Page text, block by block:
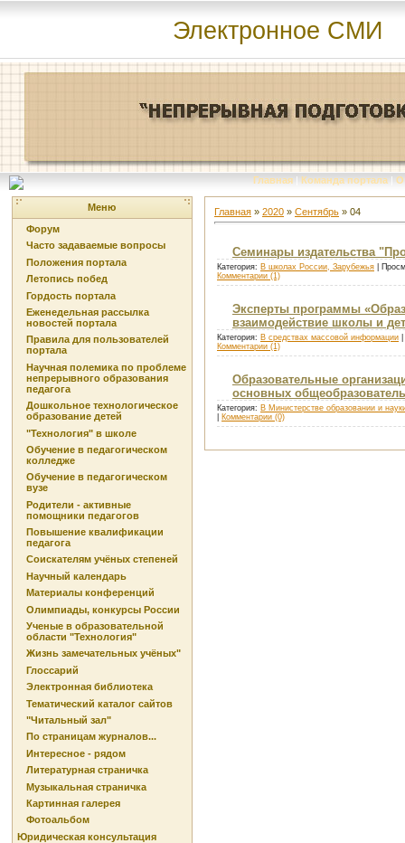
Электронное СМИ
Главная | Команда портала | О
Меню
Форум
Часто задаваемые вопросы
Положения портала
Летопись побед
Гордость портала
Еженедельная рассылка
новостей портала
Правила для пользователей
портала
Научная полемика по проблеме
непрерывного образования
педагога
Дошкольное технологическое
образование детей
"Технология" в школе
Обучение в педагогическом
колледже
Обучение в педагогическом
вузе
Родители - активные
помощники педагогов
Повышение квалификации
педагога
Соискателям учёных степеней
Научный календарь
Материалы конференций
Олимпиады, конкурсы России
Ученые в образовательной
области "Технология"
Жизнь замечательных учёных"
Глоссарий
Электронная библиотека
Тематический каталог сайтов
"Читальный зал"
По страницам журналов...
Интересное - рядом
Литературная страничка
Музыкальная страничка
Картинная галерея
Фотоальбом
Юридическая консультация
Главная » 2020 » Сентябрь » 04
Семинары издательства
Категория: В школах России, Зарубежья |
Комментарии (1)
Эксперты программы
взаимодействие школы и
Категория: В средствах массовой информации
Комментарии (1)
Образовательные
основных
Категория: В Министерстве образовании и
Комментарии (0)